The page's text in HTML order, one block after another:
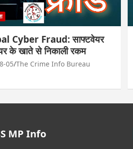
Cyber Fraud: साफ्टवेयर
के खाते से निकाली रकम
05 The Crime Info Bureau
MP Info